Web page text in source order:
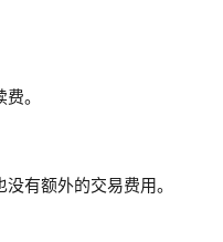
。
有额外的交易费用。